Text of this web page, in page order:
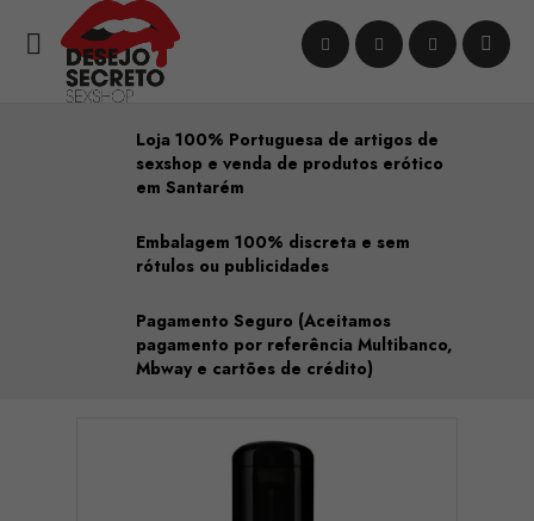

Loja 100% Portuguesa de artigos de
sexshop e venda de produtos erótico
em Santarém
Embalagem 100% discreta e sem
rótulos ou publicidades
Pagamento Seguro (Aceitamos
pagamento por referência Multibanco,
Mbway e cartões de crédito)